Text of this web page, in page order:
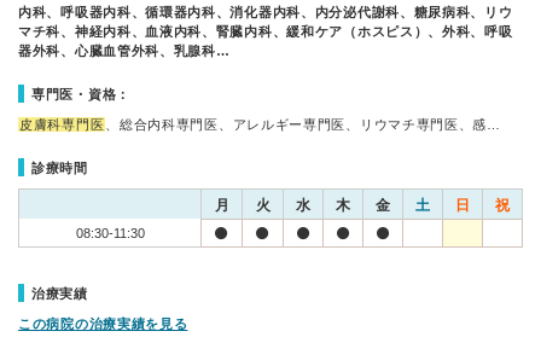
内科、呼吸器内科、循環器内科、消化器内科、内分泌代謝科、糖尿病科、リウ
マチ科、神経内科、血液内科、腎臓内科、緩和ケア（ホスピス）、外科、呼吸
器外科、心臓血管外科、乳腺科…
専門医・資格：
皮膚科専門医 、総合内科専門医、アレルギー専門医、リウマチ専門医、感…
診療時間
月 火 水 木 金 土 日 祝
08:30-11:30
治療実績
この病院の治療実績を見る